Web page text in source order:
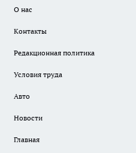
О нас
Контакты
Редакционная политика
Условия труда
Авто
Новости
Главная